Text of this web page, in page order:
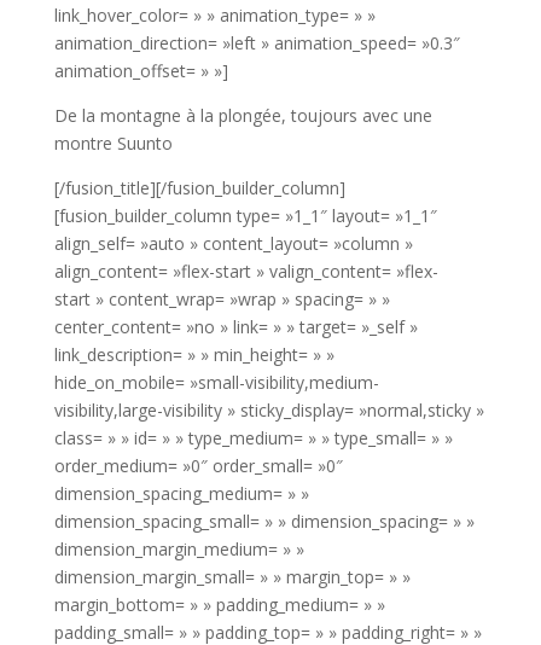
De la montagne à la plongée, toujours avec une
montre Suunto
[/fusion_title][/fusion_builder_column]
[fusion_builder_column type= »1_1″ layout= »1_1″
align_self= »auto » content_layout= »column »
align_content= »flex-start » valign_content= »flex-
start » content_wrap= »wrap » spacing= » »
center_content= »no » link= » » target= »_self »
link_description= » » min_height= » »
hide_on_mobile= »small-visibility,medium-
visibility,large-visibility » sticky_display= »normal,sticky »
class= » » id= » » type_medium= » » type_small= » »
order_medium= »0″ order_small= »0″
dimension_spacing_medium= » »
dimension_spacing_small= » » dimension_spacing= » »
dimension_margin_medium= » »
dimension_margin_small= » » margin_top= » »
margin_bottom= » » padding_medium= » »
padding_small= » » padding_top= » » padding_right= » »